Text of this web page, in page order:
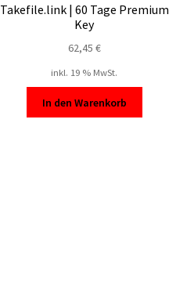
Takefile.link | 60 Tage Premium
Key
62,45 €
inkl. 19 % MwSt.
In den Warenkorb